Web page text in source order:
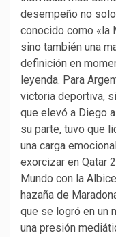
desempeño no
conocido como «la
sino también una
definición en
leyenda. Para
victoria deportiva,
que elevó a Diego
su parte, tuvo que
una carga
exorcizar en Qatar
Mundo con la
hazaña de
que se logró en un
una presión